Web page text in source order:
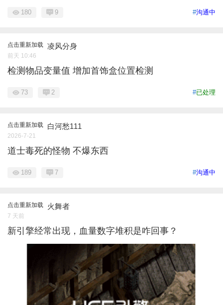
#沟通中
180 9
点击重新加载 凌风分身
前天 10:46
检测物品变量值 增加首饰盒位置检测
#已处理
73 2
点击重新加载 白河愁111
2026-7-21
道士毒死的怪物 不爆东西
#沟通中
189 7
点击重新加载 火舞者
7 天前
新引擎经常出现，血量数字堆积是咋回事？